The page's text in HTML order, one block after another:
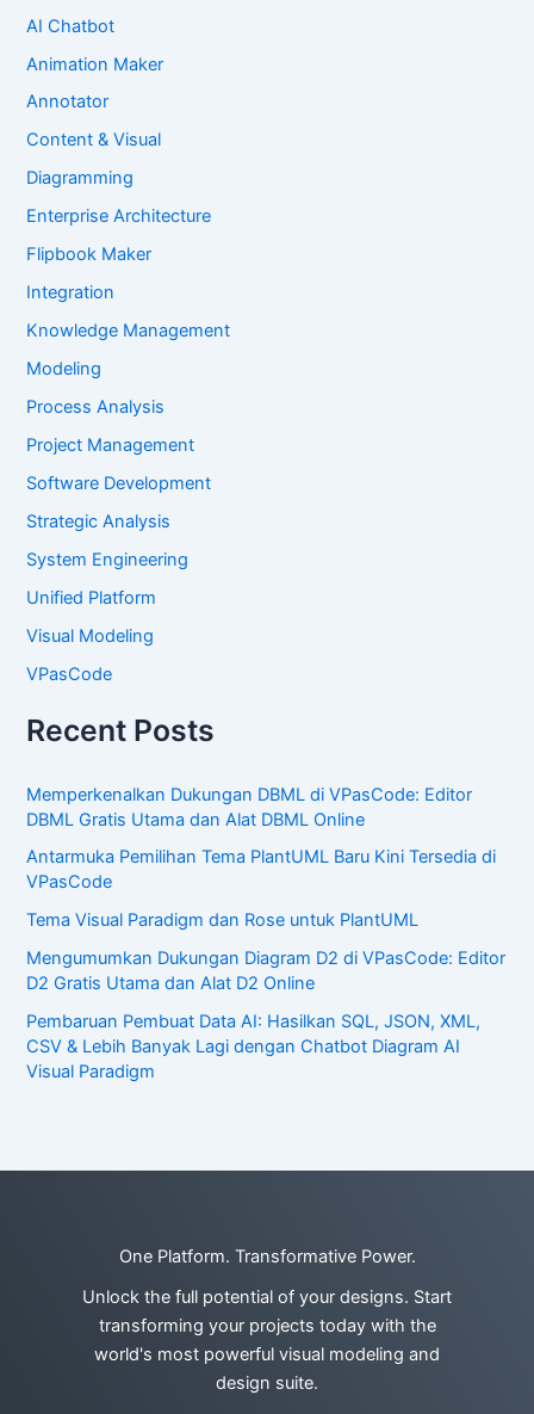
AI Chatbot
Animation Maker
Annotator
Content & Visual
Diagramming
Enterprise Architecture
Flipbook Maker
Integration
Knowledge Management
Modeling
Process Analysis
Project Management
Software Development
Strategic Analysis
System Engineering
Unified Platform
Visual Modeling
VPasCode
Recent Posts
Memperkenalkan Dukungan DBML di VPasCode: Editor
DBML Gratis Utama dan Alat DBML Online
Antarmuka Pemilihan Tema PlantUML Baru Kini Tersedia di
VPasCode
Tema Visual Paradigm dan Rose untuk PlantUML
Mengumumkan Dukungan Diagram D2 di VPasCode: Editor
D2 Gratis Utama dan Alat D2 Online
Pembaruan Pembuat Data AI: Hasilkan SQL, JSON, XML,
CSV & Lebih Banyak Lagi dengan Chatbot Diagram AI
Visual Paradigm
One Platform. Transformative Power.
Unlock the full potential of your designs. Start
transforming your projects today with the
world's most powerful visual modeling and
design suite.